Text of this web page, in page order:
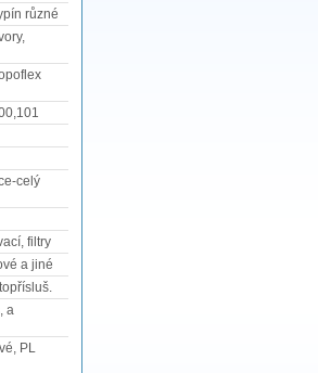
různé
celý
filtry
a jiné
a
PL